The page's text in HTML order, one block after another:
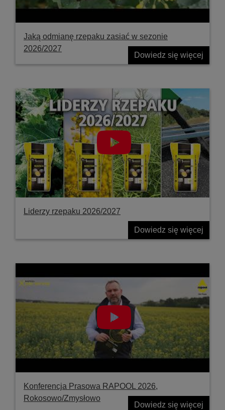
Jaką odmianę rzepaku zasiać w sezonie
2026/2027
Dowiedz się więcej
Liderzy rzepaku 2026/2027
Dowiedz się więcej
Konferencja Prasowa RAPOOL 2026,
Rokosowo/Zmysłowo
Dowiedz się więcej